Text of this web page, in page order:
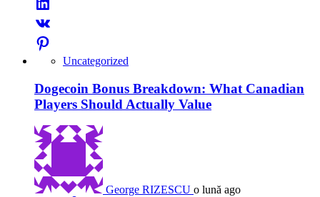
Uncategorized
Dogecoin Bonus Breakdown: What Canadian
Players Should Actually Value
George RIZESCU o lună ago